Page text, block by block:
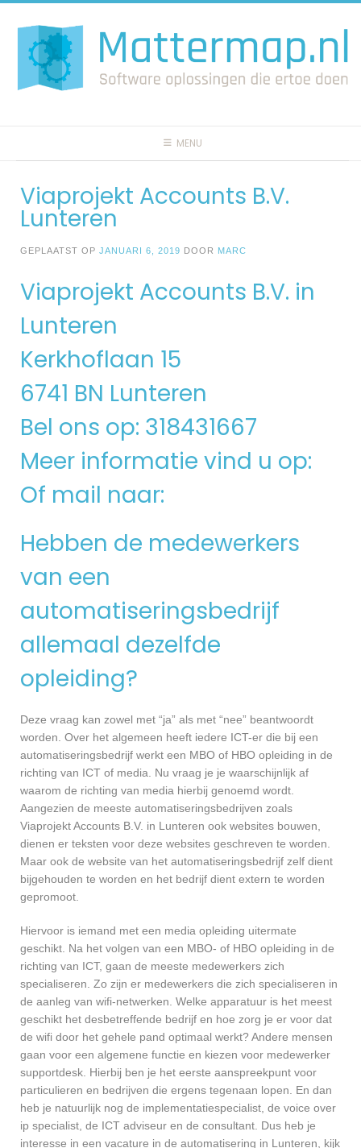
naar
inhoud
MENU
Viaprojekt Accounts B.V.
Lunteren
GEPLAATST OP JANUARI 6, 2019 DOOR MARC
Viaprojekt Accounts B.V. in
Lunteren
Kerkhoflaan 15
6741 BN Lunteren
Bel ons op: 318431667
Meer informatie vind u op:
Of mail naar:
Hebben de medewerkers
van een
automatiseringsbedrijf
allemaal dezelfde
opleiding?
Deze vraag kan zowel met “ja” als met “nee” beantwoordt
worden. Over het algemeen heeft iedere ICT-er die bij een
automatiseringsbedrijf werkt een MBO of HBO opleiding in de
richting van ICT of media. Nu vraag je je waarschijnlijk af
waarom de richting van media hierbij genoemd wordt.
Aangezien de meeste automatiseringsbedrijven zoals
Viaprojekt Accounts B.V. in Lunteren ook websites bouwen,
dienen er teksten voor deze websites geschreven te worden.
Maar ook de website van het automatiseringsbedrijf zelf dient
bijgehouden te worden en het bedrijf dient extern te worden
gepromoot.
Hiervoor is iemand met een media opleiding uitermate
geschikt. Na het volgen van een MBO- of HBO opleiding in de
richting van ICT, gaan de meeste medewerkers zich
specialiseren. Zo zijn er medewerkers die zich specialiseren in
de aanleg van wifi-netwerken. Welke apparatuur is het meest
geschikt het desbetreffende bedrijf en hoe zorg je er voor dat
de wifi door het gehele pand optimaal werkt? Andere mensen
gaan voor een algemene functie en kiezen voor medewerker
supportdesk. Hierbij ben je het eerste aanspreekpunt voor
particulieren en bedrijven die ergens tegenaan lopen. En dan
heb je natuurlijk nog de implementatiespecialist, de voice over
ip specialist, de ICT adviseur en de consultant. Dus heb je
interesse in een vacature in de automatisering in Lunteren, kijk